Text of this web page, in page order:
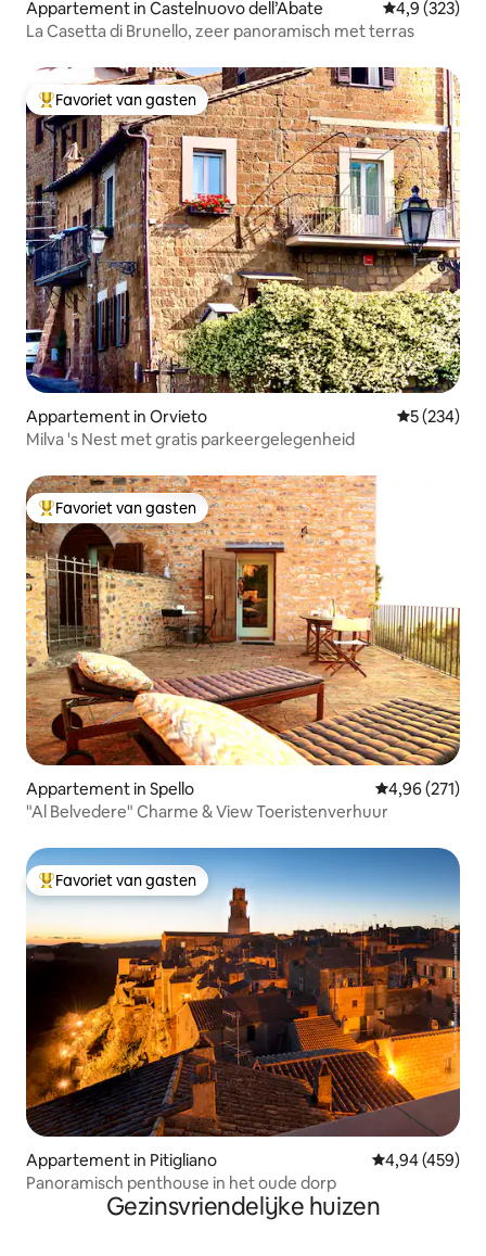
Appartement in Castelnuovo dell’Abate Gemiddelde
4,9 (323)
La Casetta di Brunello, zeer panoramisch met terras
Topfavoriet van gasten
Favoriet van gasten
Appartement in Orvieto
5 (234)
Milva 's Nest met gratis parkeergelegenheid
Topfavoriet van gasten
Favoriet van gasten
Appartement in Spello Gemiddelde
4,96 (271)
"Al Belvedere" Charme & View Toeristenverhuur
Topfavoriet van gasten
Favoriet van gasten
Appartement in Pitigliano Gemiddelde
4,94 (459)
Panoramisch penthouse in het oude dorp
Gezinsvriendelijke huizen